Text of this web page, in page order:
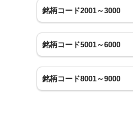
銘柄コード2001～3000
銘柄コード5001～6000
銘柄コード8001～9000